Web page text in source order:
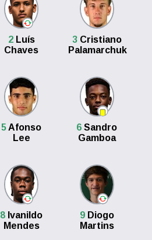
2Luís
Chaves
3Cristiano
Palamarchuk
5Afonso
Lee
6 Sandro
Gamboa
8 Ivanildo
Mendes
9Diogo
Martins